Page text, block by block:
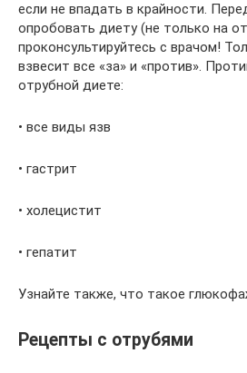
если не впадать в крайности.
опробовать диету (не только на
проконсультируйтесь с врачом!
взвесит все «за» и «против».
отрубной диете:
• все виды язв
• гастрит
• холецистит
• гепатит
Узнайте также, что такое
Рецепты с отрубями